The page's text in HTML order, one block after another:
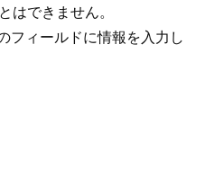
はできません⁠。
フ⁠ィ⁠ールドに情報を入力し